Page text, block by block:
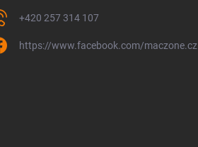
+420 257 314 107
https://www.facebook.com/maczone.cz